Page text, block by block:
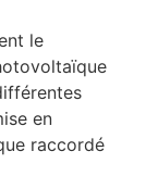
le
en
raccordé